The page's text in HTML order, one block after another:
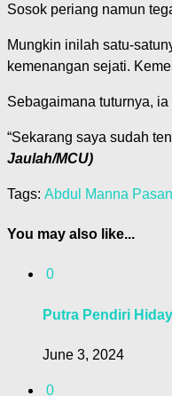
Sosok periang namun
Mungkin inilah satu-
kemenangan sejati.
Sebagaimana tuturnya,
“Sekarang saya sudah
Jaulah/MCU)
Tags: Abdul Manna
You may also like...
0
Putra Pendiri
June 3, 2024
0